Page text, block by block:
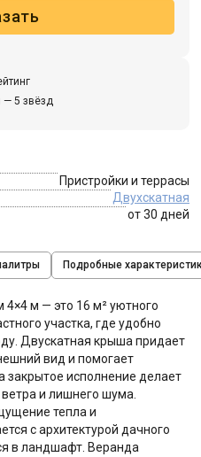
Пристройки и террасы
Двухскатная
от 30 дней
Подробные
м — это 16 м² уютного
участка, где удобно
Двускатная крыша придает
вид и помогает
закрытое исполнение делает
и лишнего шума.
тепла и
с архитектурой дачного
в ландшафт. Веранда